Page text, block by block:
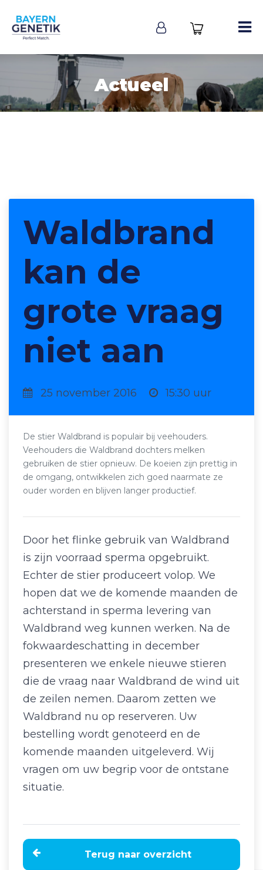
Actueel
Waldbrand
kan de
grote vraag
niet aan
25 november 2016 15:30 uur
De stier Waldbrand is populair bij veehouders.
Veehouders die Waldbrand dochters melken
gebruiken de stier opnieuw. De koeien zijn prettig in
de omgang, ontwikkelen zich goed naarmate ze
ouder worden en blijven langer productief.
Door het flinke gebruik van Waldbrand
is zijn voorraad sperma opgebruikt.
Echter de stier produceert volop. We
hopen dat we de komende maanden de
achterstand in sperma levering van
Waldbrand weg kunnen werken. Na de
fokwaardeschatting in december
presenteren we enkele nieuwe stieren
die de vraag naar Waldbrand de wind uit
de zeilen nemen. Daarom zetten we
Waldbrand nu op reserveren. Uw
bestelling wordt genoteerd en de
komende maanden uitgeleverd. Wij
vragen om uw begrip voor de ontstane
situatie.
Terug naar overzicht